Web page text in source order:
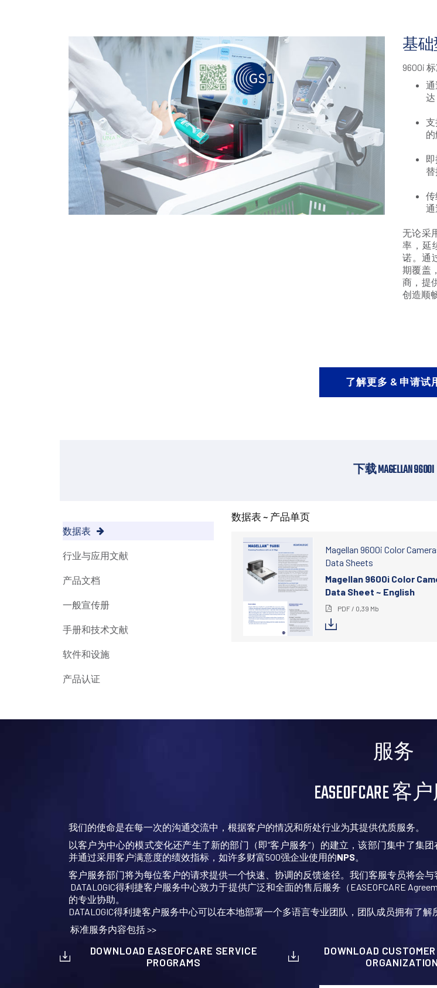
基
9600i
传
无论采
率，延
诺。通
期覆盖
商，提
创造顺
了解更多 & 申请试
下载 MAGELLAN 9600I
数据表
行业与应用文献
产品文档
一般宣传册
手册和技术文献
软件和设施
产品认证
数据表 ~ 产品单页
Magellan 9600i Color
Data Sheets
Magellan 9600i Color
Data Sheet ~ English
PDF / 0,39 Mb
服务
EASEOFCARE 客
我们的使命是在每一次的沟通交流中，根据客户的情况和所处行业为其提供优质服务。
以客户为中心的模式变化还产生了新的部门（即“客户服务”）的建立，该部门集中了集
并通过采用客户满意度的绩效指标，如许多财富500强企业使用的NPS
客户服务部门将为每位客户的请求提供一个快速、协调的反馈途径。我们客服专员将会与
DATALOGIC得利捷客户服务中心致力于提供广泛和全面的售后服务（EASEOFCARE
的专业协助。
DATALOGIC得利捷客户服务中心可以在本地部署一个多语言专业团队，团队成员拥有了解
标准服务内容包括 >>
DOWNLOAD EASEOFCARE SERVICE
PROGRAMS
DOWNLOAD
ORGANIZATION